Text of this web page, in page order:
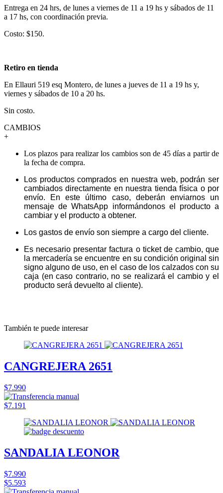
Entrega en 24 hrs, de lunes a viernes de 11 a 19 hs y sábados de 11
a 17 hs, con coordinación previa.
Costo: $150.
Retiro en tienda
En Ellauri 519 esq Montero, de lunes a jueves de 11 a 19 hs y,
viernes y sábados de 10 a 20 hs.
Sin costo.
CAMBIOS
+
Los plazos para realizar los cambios son de 45 días a partir de
la fecha de compra.
Los productos comprados en nuestra web, podrán ser
cambiados directamente en nuestra tienda física o por
envío. En este último caso, deberán enviarnos un
mensaje de WhatsApp informándonos el producto a
cambiar y el producto a obtener.
Los gastos de envío son siempre a cargo del cliente.
Es necesario presentar factura o ticket de cambio, que
la mercadería se encuentre en su condición original sin
signo alguno de uso, en el caso de los calzados con su
caja (en caso contrario, no se realizará el cambio y el
producto será devuelto al cliente).
También te puede interesar
CANGREJERA 2651
$7.990
$7.191
SANDALIA LEONOR
$7.990
$5.593